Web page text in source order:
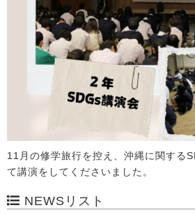
11月の修学旅行を控え、沖縄に関する
て講演をしてくださいました。
NEWSリスト